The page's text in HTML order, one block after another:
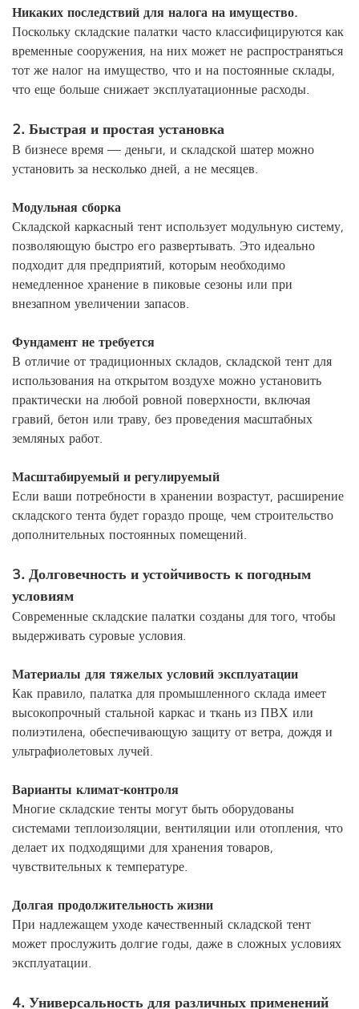
Никаких последствий для налога на имущество.
Поскольку складские палатки часто классифицируются как
временные сооружения, на них может не распространяться
тот же налог на имущество, что и на постоянные склады,
что еще больше снижает эксплуатационные расходы.
2. Быстрая и простая установка
В бизнесе время — деньги, и складской шатер можно
установить за несколько дней, а не месяцев.
Модульная сборка
Складской каркасный тент использует модульную систему,
позволяющую быстро его развертывать. Это идеально
подходит для предприятий, которым необходимо
немедленное хранение в пиковые сезоны или при
внезапном увеличении запасов.
Фундамент не требуется
В отличие от традиционных складов, складской тент для
использования на открытом воздухе можно установить
практически на любой ровной поверхности, включая
гравий, бетон или траву, без проведения масштабных
земляных работ.
Масштабируемый и регулируемый
Если ваши потребности в хранении возрастут, расширение
складского тента будет гораздо проще, чем строительство
дополнительных постоянных помещений.
3. Долговечность и устойчивость к погодным
условиям
Современные складские палатки созданы для того, чтобы
выдерживать суровые условия.
Материалы для тяжелых условий эксплуатации
Как правило, палатка для промышленного склада имеет
высокопрочный стальной каркас и ткань из ПВХ или
полиэтилена, обеспечивающую защиту от ветра, дождя и
ультрафиолетовых лучей.
Варианты климат-контроля
Многие складские тенты могут быть оборудованы
системами теплоизоляции, вентиляции или отопления, что
делает их подходящими для хранения товаров,
чувствительных к температуре.
Долгая продолжительность жизни
При надлежащем уходе качественный складской тент
может прослужить долгие годы, даже в сложных условиях
эксплуатации.
4. Универсальность для различных применений